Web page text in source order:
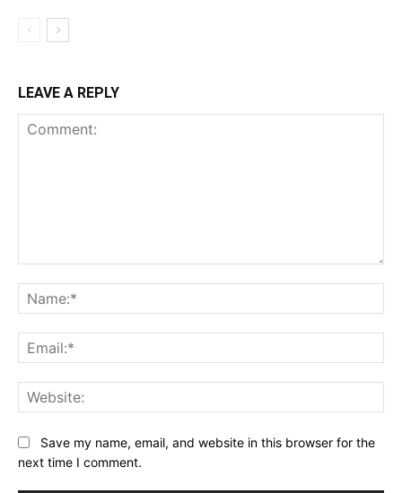
LEAVE A REPLY
Save my name, email, and website in this browser for the
next time I comment.